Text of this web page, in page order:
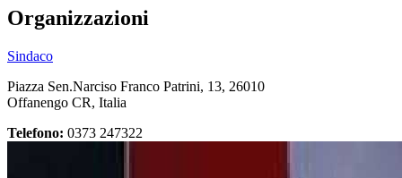
Organizzazioni
Sindaco
Piazza Sen.Narciso Franco Patrini, 13, 26010
Offanengo CR, Italia
Telefono: 0373 247322